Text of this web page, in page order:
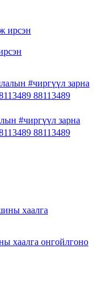
#чиргүүл зарна
88113489
хаалга онгойлгоно